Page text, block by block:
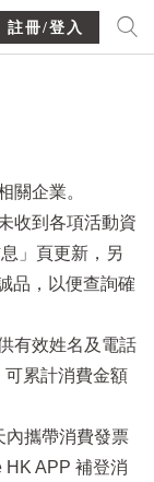
註冊/登入
關企業。
收到各項活動資
」頁更新，另
品，以便查詢確
有效姓名及電話
累計消費金額
內攜帶消費發票
HK APP 補登消